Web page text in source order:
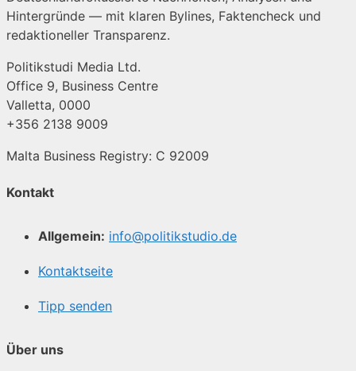
Hintergründe — mit klaren Bylines, Faktencheck und
redaktioneller Transparenz.
Politikstudi Media Ltd.
Office 9, Business Centre
Valletta, 0000
+356 2138 9009
Malta Business Registry: C 92009
Kontakt
Allgemein: info@politikstudio.de
Kontaktseite
Tipp senden
Über uns